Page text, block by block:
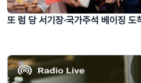
또 럼 당 서기장·국가주석 베이징